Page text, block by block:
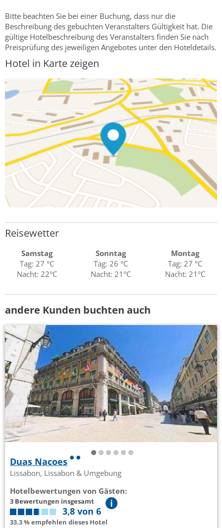
Bitte beachten Sie bei einer Buchung, dass nur die
Beschreibung des gebuchten Veranstalters Gültigkeit hat. Die
gültige Hotelbeschreibung des Veranstalters finden Sie nach
Preisprüfung des jeweiligen Angebotes unter den Hoteldetails.
Hotel in Karte zeigen
Reisewetter
Samstag
Tag: 27 °C
Nacht: 22°C
Sonntag
Tag: 26 °C
Nacht: 21°C
Montag
Tag: 27 °C
Nacht: 21°C
andere Kunden buchten auch
Duas Nacoes
Lissabon, Lissabon & Umgebung
Hotelbewertungen von Gästen:
3 Bewertungen insgesamt
3,8 von 6
33.3 % empfehlen dieses Hotel